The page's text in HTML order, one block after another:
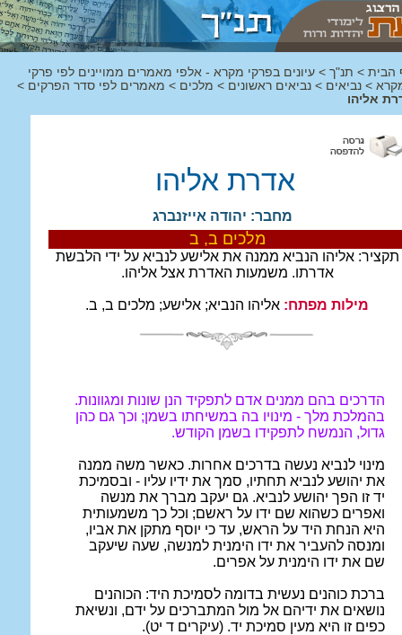
הבית > תנ"ך > עיונים בפרקי מקרא - אלפי מאמרים ממויינים לפי פרקי
> נביאים > נביאים ראשונים > מלכים > מאמרים לפי סדר הפרקים >
אליהו
אדרת אליהו
מחבר: יהודה אייזנברג
מלכים ב, ב
תקציר: אליהו הנביא ממנה את אלישע לנביא על ידי הלבשת
אדרתו. משמעות האדרת אצל אליהו.
מילות מפתח: אליהו הנביא; אלישע; מלכים ב, ב.
הדרכים בהם ממנים אדם לתפקיד הנן שונות ומגוונות.
בהמלכת מלך - מינויו בה במשיחתו בשמן; וכך גם כהן
גדול, הנמשח לתפקידו בשמן הקודש.
מינוי לנביא נעשה בדרכים אחרות. כאשר משה ממנה
את יהושע לנביא תחתיו, סמך את ידיו עליו - ובסמיכת
יד זו הפך יהושע לנביא. גם יעקב מברך את מנשה
ואפרים כשהוא שם ידו על ראשם; וכל כך משמעותית
היא הנחת היד על הראש, עד כי יוסף מתקן את אביו,
ומנסה להעביר את ידו הימנית למנשה, שעה שיעקב
שם את ידו הימנית על אפרים.
ברכת כוהנים נעשית בדומה לסמיכת היד: הכוהנים
נושאים את ידיהם אל מול המתברכים על ידם, ונשיאת
כפים זו היא מעין סמיכת יד. (עיקרים ד יט).